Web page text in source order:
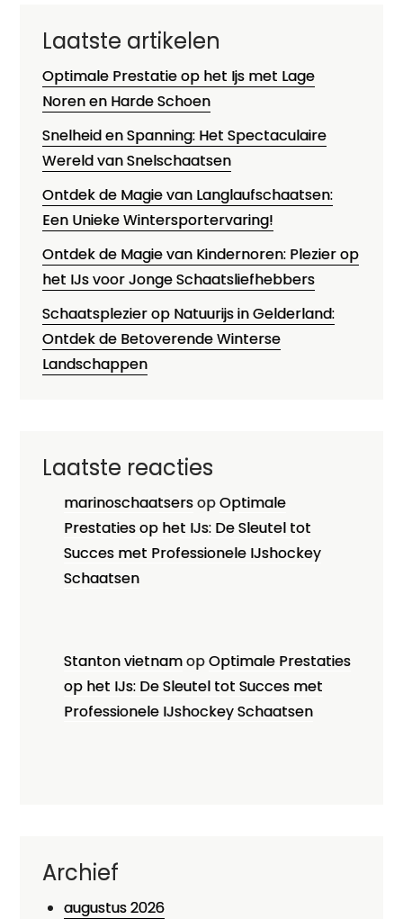
Laatste artikelen
Optimale Prestatie op het Ijs met Lage
Noren en Harde Schoen
Snelheid en Spanning: Het Spectaculaire
Wereld van Snelschaatsen
Ontdek de Magie van Langlaufschaatsen:
Een Unieke Wintersportervaring!
Ontdek de Magie van Kindernoren: Plezier op
het IJs voor Jonge Schaatsliefhebbers
Schaatsplezier op Natuurijs in Gelderland:
Ontdek de Betoverende Winterse
Landschappen
Laatste reacties
marinoschaatsersopOptimale
Prestaties op het IJs: De Sleutel tot
Succes met Professionele IJshockey
Schaatsen
Stanton vietnamopOptimale Prestaties
op het IJs: De Sleutel tot Succes met
Professionele IJshockey Schaatsen
Archief
augustus 2026